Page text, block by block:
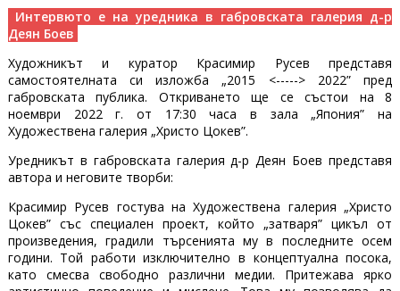
Интервюто е на уредника в габровската галерия д-р
Деян Боев
Художникът и куратор Красимир Русев представя
самостоятелната си изложба „2015 <-----> 2022” пред
габровската публика. Откриването ще се състои на 8
ноември 2022 г. от 17:30 часа в зала „Япония” на
Художествена галерия „Христо Цокев”.
Уредникът в габровската галерия д-р Деян Боев представя
автора и неговите творби:
Красимир Русев гостува на Художествена галерия „Христо
Цокев” със специален проект, който „затваря” цикъл от
произведения, градили търсенията му в последните осем
години. Той работи изключително в концептуална посока,
като смесва свободно различни медии. Притежава ярко